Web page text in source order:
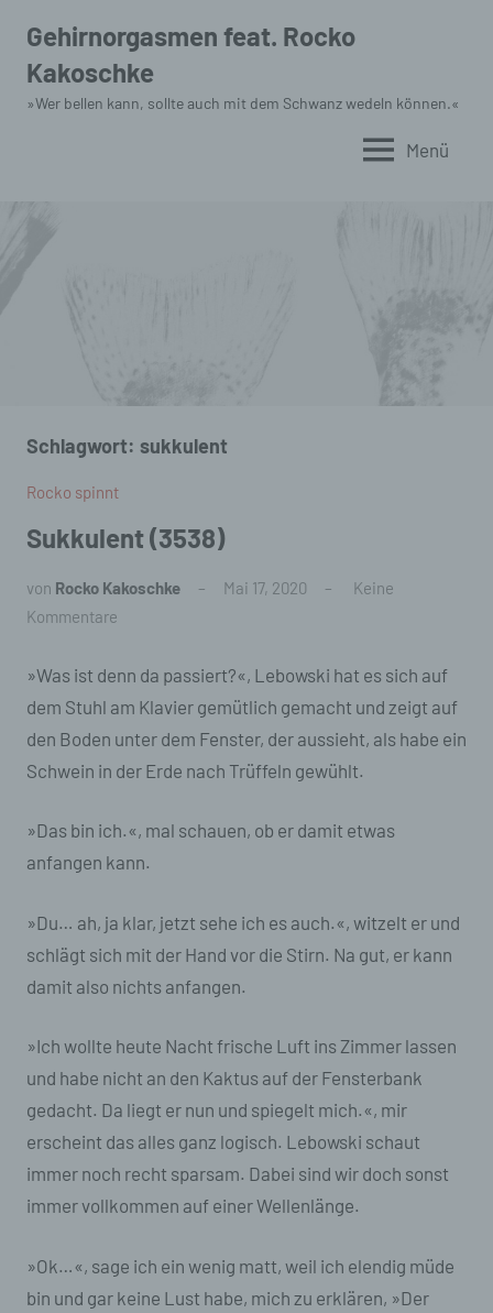
Inhalt
springen
Gehirnorgasmen feat. Rocko
Kakoschke
»Wer bellen kann, sollte auch mit dem Schwanz wedeln können.«
Menü
Schlagwort: sukkulent
Rocko spinnt
Sukkulent (3538)
von Rocko Kakoschke Mai 17, 2020
Keine
Kommentare
»Was ist denn da passiert?«, Lebowski hat es sich auf
dem Stuhl am Klavier gemütlich gemacht und zeigt auf
den Boden unter dem Fenster, der aussieht, als habe ein
Schwein in der Erde nach Trüffeln gewühlt.
»Das bin ich.«, mal schauen, ob er damit etwas
anfangen kann.
»Du… ah, ja klar, jetzt sehe ich es auch.«, witzelt er und
schlägt sich mit der Hand vor die Stirn. Na gut, er kann
damit also nichts anfangen.
»Ich wollte heute Nacht frische Luft ins Zimmer lassen
und habe nicht an den Kaktus auf der Fensterbank
gedacht. Da liegt er nun und spiegelt mich.«, mir
erscheint das alles ganz logisch. Lebowski schaut
immer noch recht sparsam. Dabei sind wir doch sonst
immer vollkommen auf einer Wellenlänge.
»Ok…«, sage ich ein wenig matt, weil ich elendig müde
bin und gar keine Lust habe, mich zu erklären, »Der